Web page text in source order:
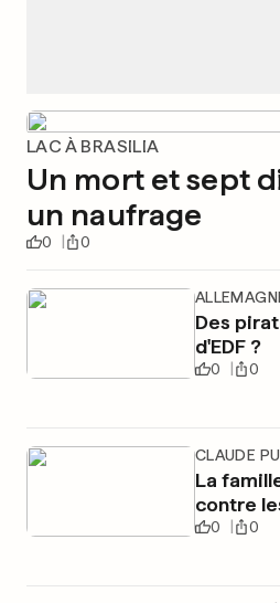
LAC À BRASILIA
Un mort et sept
un naufrage
0 0
Des
d'EDF ?
0 0
CLAUDE
La
contre
0 0